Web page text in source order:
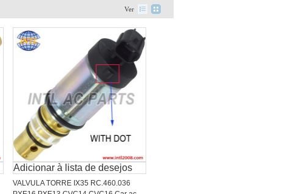
Ver
Adicionar à lista de desejos
VALVULA TORRE IX35 RC.460.036